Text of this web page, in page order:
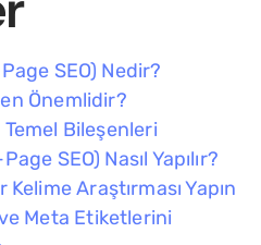
SEO) Nedir?
Önemlidir?
Temel Bileşenleri
SEO) Nasıl Yapılır?
Araştırması Yapın
Meta Etiketlerini